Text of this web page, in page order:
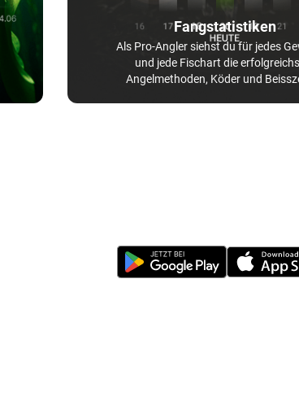
Fangstatistiken
Als Pro-Angler siehst du für jedes
und jede Fischart die
Angelmethoden, Köder und